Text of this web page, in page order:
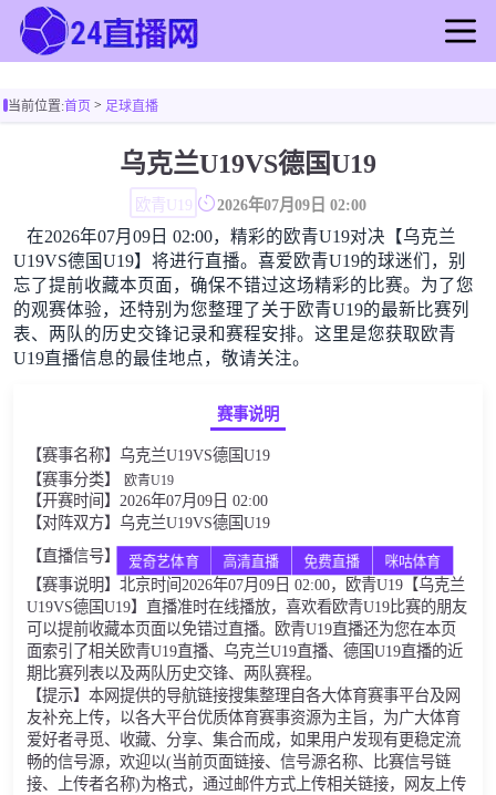
足球直播
足球新闻
篮球新闻
当前位置:首页> 足球直播
乌克兰U19VS德国U19
欧青U19 2026年07月09日 02:00
在2026年07月09日 02:00，精彩的欧青U19对决【乌克兰
U19VS德国U19】将进行直播。喜爱欧青U19的球迷们，别
忘了提前收藏本页面，确保不错过这场精彩的比赛。为了您
的观赛体验，还特别为您整理了关于欧青U19的最新比赛列
表、两队的历史交锋记录和赛程安排。这里是您获取欧青
U19直播信息的最佳地点，敬请关注。
赛事说明
【赛事名称】乌克兰U19VS德国U19
【赛事分类】
欧青U19
【开赛时间】2026年07月09日 02:00
【对阵双方】乌克兰U19VS德国U19
【直播信号】
爱奇艺体育 高清直播 免费直播 咪咕体育
【赛事说明】北京时间2026年07月09日 02:00，欧青U19【乌克兰
U19VS德国U19】直播准时在线播放，喜欢看欧青U19比赛的朋友
可以提前收藏本页面以免错过直播。欧青U19直播还为您在本页
面索引了相关欧青U19直播、乌克兰U19直播、德国U19直播的近
期比赛列表以及两队历史交锋、两队赛程。
【提示】本网提供的导航链接搜集整理自各大体育赛事平台及网
友补充上传，以各大平台优质体育赛事资源为主旨，为广大体育
爱好者寻觅、收藏、分享、集合而成，如果用户发现有更稳定流
畅的信号源，欢迎以(当前页面链接、信号源名称、比赛信号链
接、上传者名称)为格式，通过邮件方式上传相关链接，网友上传